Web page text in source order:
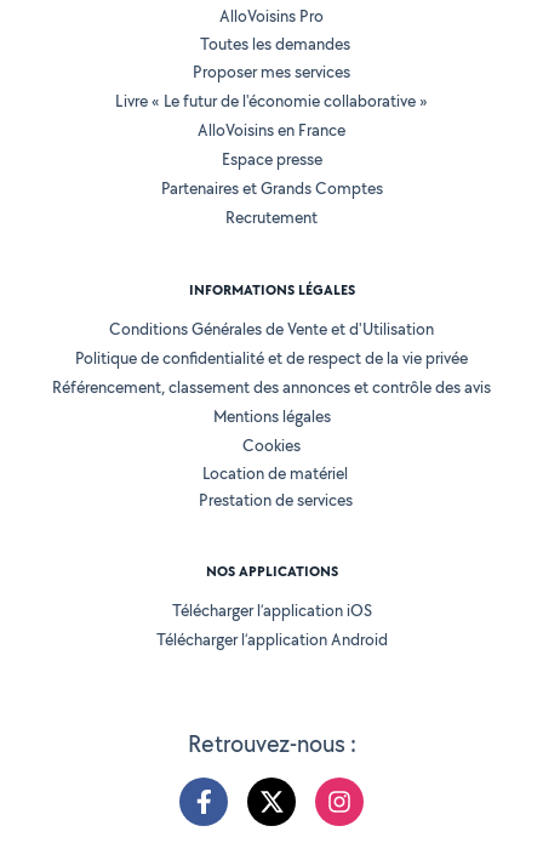
Retrouvez-nous :
AlloVoisins Pro
Toutes les demandes
Proposer mes services
Livre « Le futur de l'économie collaborative »
AlloVoisins en France
Espace presse
Partenaires et Grands Comptes
Recrutement
INFORMATIONS LÉGALES
Conditions Générales de Vente et d'Utilisation
Politique de confidentialité et de respect de la vie privée
Référencement, classement des annonces et contrôle des avis
Mentions légales
Cookies
Location de matériel
Prestation de services
NOS APPLICATIONS
Télécharger l’application iOS
Télécharger l’application Android